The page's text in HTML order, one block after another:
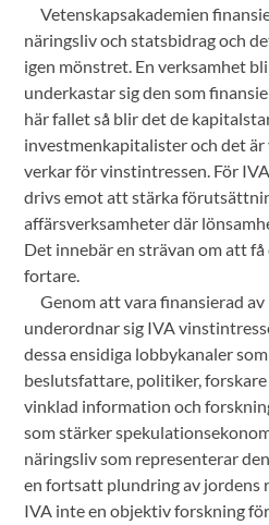
Vetenskapsakademien
näringsliv och statsbidrag och
igen mönstret. En verksamhet
underkastar sig den som
här fallet så blir det de
investmenkapitalister och det
verkar för vinstintressen. För
drivs emot att stärka
affärsverksamheter där
Det innebär en strävan om att
fortare.
Genom att vara finansierad
underordnar sig IVA
dessa ensidiga lobbykanaler
beslutsfattare, politiker,
vinklad information och
som stärker
näringsliv som representerar
en fortsatt plundring av jordens
IVA inte en objektiv forskning